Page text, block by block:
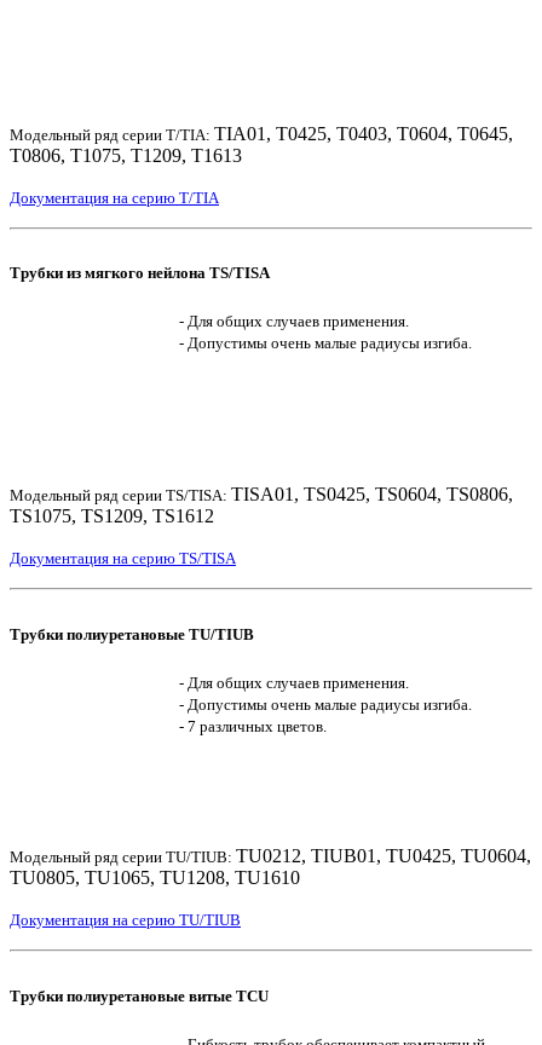
Модельный ряд серии T/TIA: TIA01, T0425, T0403, T0604, T0645,
T0806, T1075, T1209, T1613
Документация на серию T/TIA
Трубки из мягкого нейлона TS/TISA
- Для общих случаев применения.
- Допустимы очень малые радиусы изгиба.
Модельный ряд серии TS/TISA: TISA01, TS0425, TS0604, TS0806,
TS1075, TS1209, TS1612
Документация на серию TS/TISA
Трубки полиуретановые TU/TIUB
- Для общих случаев применения.
- Допустимы очень малые радиусы изгиба.
- 7 различных цветов.
Модельный ряд серии TU/TIUB: TU0212, TIUB01, TU0425, TU0604,
TU0805, TU1065, TU1208, TU1610
Документация на серию TU/TIUB
Трубки полиуретановые витые TCU